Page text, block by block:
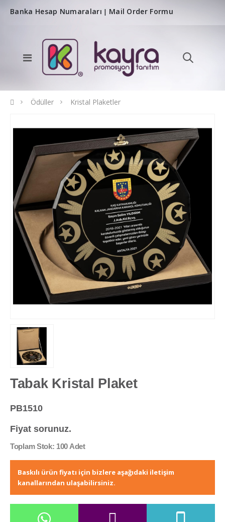
Banka Hesap Numaraları | Mail Order Formu
Ödüller Kristal Plaketler
Tabak Kristal Plaket
PB1510
Fiyat sorunuz.
Toplam Stok: 100 Adet
Baskılı ürün fiyatı için bizlere aşağıdaki iletişim
kanallarından ulaşabilirsiniz.